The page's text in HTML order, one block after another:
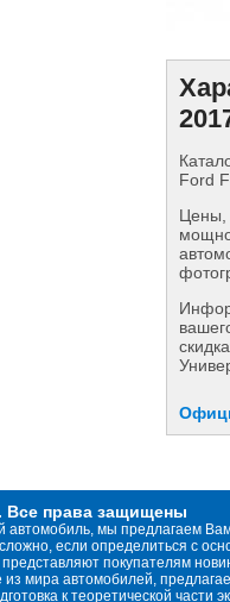
Ford
Цены,
Все права защищены
мы предлагаем
если определиться с
покупателям
из мира автомобилей,
к теоретической